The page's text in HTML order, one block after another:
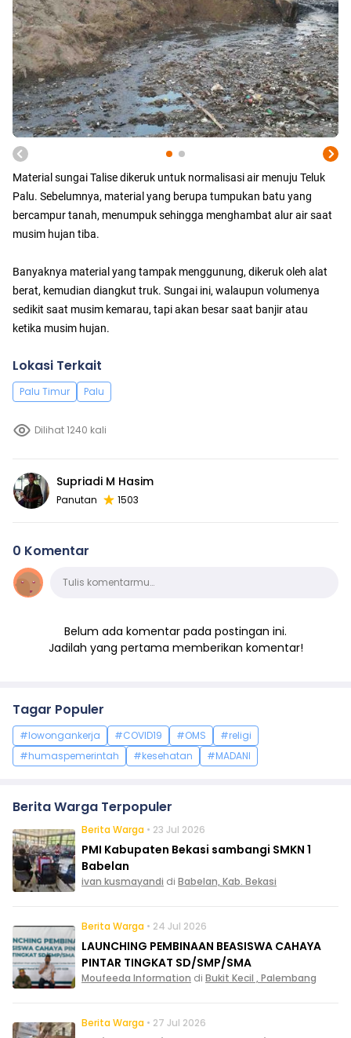
Material sungai Talise dikeruk untuk normalisasi air menuju Teluk
Palu. Sebelumnya, material yang berupa tumpukan batu yang
bercampur tanah, menumpuk sehingga menghambat alur air saat
musim hujan tiba.
Banyaknya material yang tampak menggunung, dikeruk oleh alat
berat, kemudian diangkut truk. Sungai ini, walaupun volumenya
sedikit saat musim kemarau, tapi akan besar saat banjir atau
ketika musim hujan.
Lokasi Terkait
Palu Timur Palu
Dilihat 1240 kali
Supriadi M Hasim
Panutan 1503
0 Komentar
KomentarTulis komentarmu…
Belum ada komentar pada postingan ini.
Jadilah yang pertama memberikan komentar!
Tagar Populer
#lowongankerja #COVID19 #OMS
#religi
#humaspemerintah
#kesehatan #MADANI
Berita Warga Terpopuler
Berita Warga • 23 Jul 2026
PMI Kabupaten Bekasi sambangi SMKN 1
Babelan
ivan kusmayandi di Babelan, Kab. Bekasi
Berita Warga • 24 Jul 2026
LAUNCHING PEMBINAAN BEASISWA CAHAYA
PINTAR TINGKAT SD/SMP/SMA
Moufeeda Information di Bukit Kecil , Palembang
Berita Warga • 27 Jul 2026